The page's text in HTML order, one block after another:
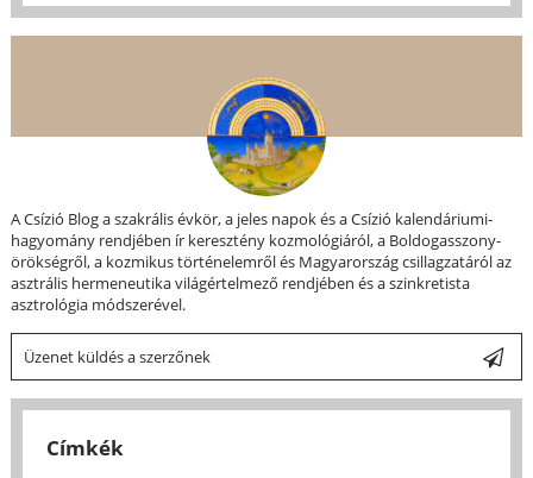
A Csízió Blog a szakrális évkör, a jeles napok és a Csízió kalendáriumi-
hagyomány rendjében ír keresztény kozmológiáról, a Boldogasszony-
örökségről, a kozmikus történelemről és Magyarország csillagzatáról az
asztrális hermeneutika világértelmező rendjében és a szinkretista
asztrológia módszerével.
Üzenet küldés a szerzőnek
Címkék